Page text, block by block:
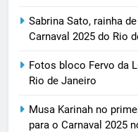
Sabrina Sato, rainha
Carnaval 2025 do Rio
Fotos bloco Fervo da
Rio de Janeiro
Musa Karinah no
para o Carnaval 2025